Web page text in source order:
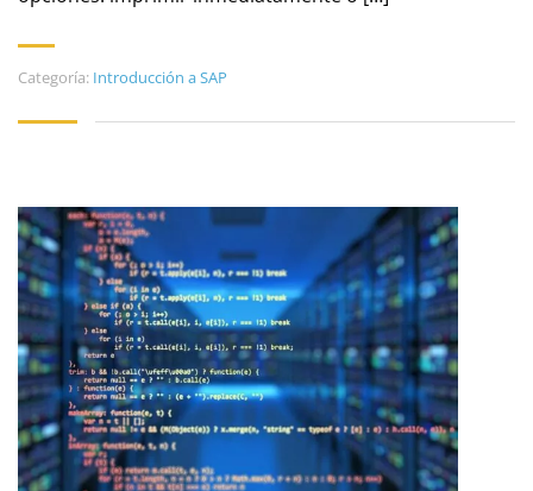
Categoría: Introducción a SAP